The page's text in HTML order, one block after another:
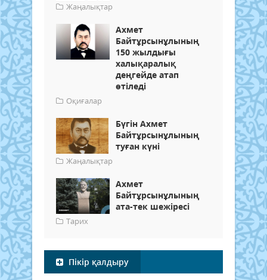
Жаңалықтар
Ахмет
Байтұрсынұлының
150 жылдығы
халықаралық
деңгейде атап
өтіледі
Оқиғалар
Бүгін Ахмет
Байтұрсынұлының
туған күні
Жаңалықтар
Ахмет
Байтұрсынұлының
ата-тек шежіресі
Тарих
Пікір қалдыру